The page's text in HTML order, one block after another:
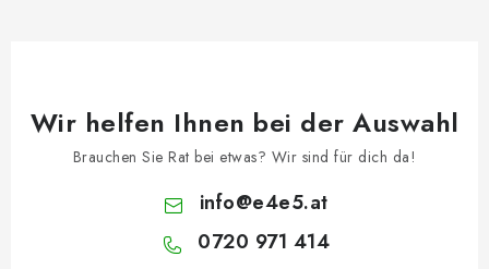
Wir helfen Ihnen bei der Auswahl
Brauchen Sie Rat bei etwas? Wir sind für dich da!
info@e4e5.at
0720 971 414